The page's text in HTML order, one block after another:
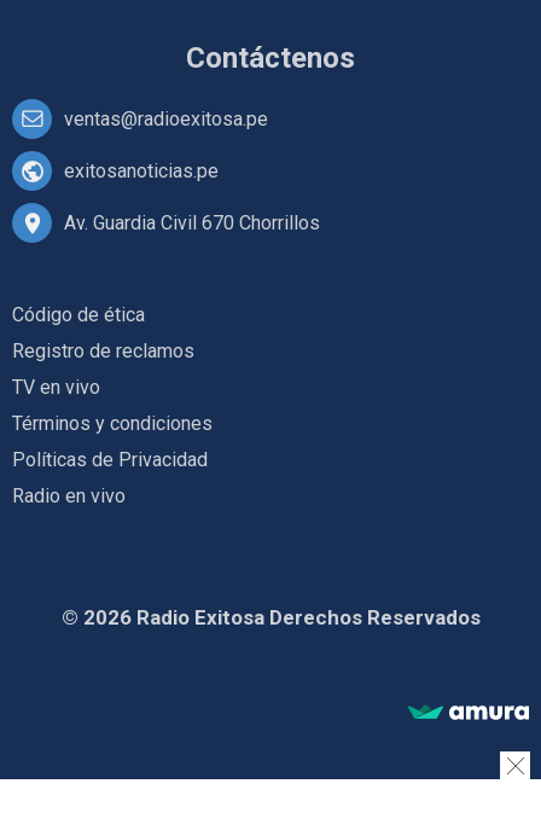
Contáctenos
ventas@radioexitosa.pe
exitosanoticias.pe
Av. Guardia Civil 670 Chorrillos
Código de ética
Registro de reclamos
TV en vivo
Términos y condiciones
Políticas de Privacidad
Radio en vivo
© 2026 Radio Exitosa Derechos Reservados